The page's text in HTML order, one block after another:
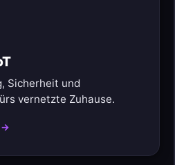
Sicherheit und
vernetzte Zuhause.
→